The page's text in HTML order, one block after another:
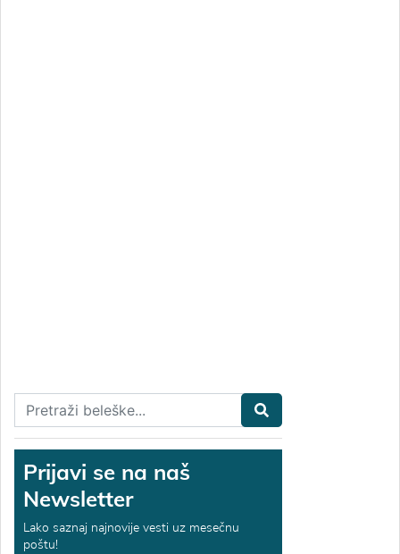
Prijavi se na naš
Newsletter
Lako saznaj najnovije vesti uz mesečnu
poštu!